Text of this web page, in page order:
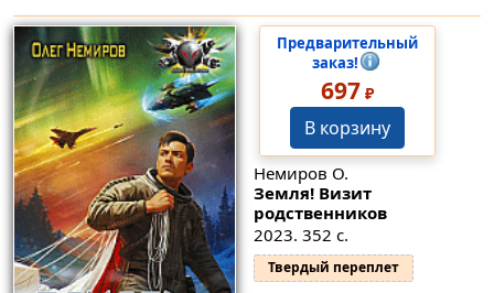
Предварительный
заказ!
697₽
В корзину
Немиров О.
Земля! Визит
родственников
2023. 352 с.
Твердый переплет